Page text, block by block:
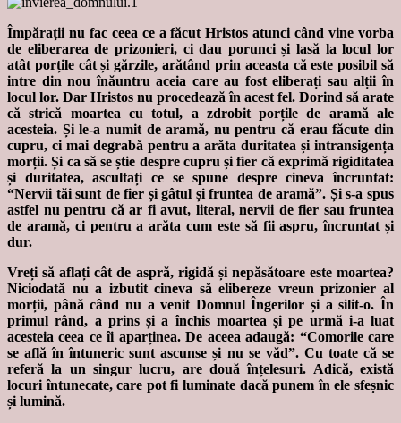
Împărații nu fac ceea ce a făcut Hristos atunci când vine vorba
de eliberarea de prizonieri, ci dau porunci și lasă la locul lor
atât porțile cât și gărzile, arătând prin aceasta că este posibil să
intre din nou înăuntru aceia care au fost eliberați sau alții în
locul lor. Dar Hristos nu procedează în acest fel. Dorind să arate
că strică moartea cu totul, a zdrobit porțile de aramă ale
acesteia. Și le-a numit de aramă, nu pentru că erau făcute din
cupru, ci mai degrabă pentru a arăta duritatea și intransigența
morții. Și ca să se știe despre cupru și fier că exprimă rigiditatea
și duritatea, ascultați ce se spune despre cineva încruntat:
“Nervii tăi sunt de fier și gâtul și fruntea de aramă”. Și s-a spus
astfel nu pentru că ar fi avut, literal, nervii de fier sau fruntea
de aramă, ci pentru a arăta cum este să fii aspru, încruntat și
dur.
Vreți să aflați cât de aspră, rigidă și nepăsătoare este moartea?
Niciodată nu a izbutit cineva să elibereze vreun prizonier al
morții, până când nu a venit Domnul Îngerilor și a silit-o. În
primul rând, a prins și a închis moartea și pe urmă i-a luat
acesteia ceea ce îi aparținea. De aceea adaugă: “Comorile care
se află în întuneric sunt ascunse și nu se văd”. Cu toate că se
referă la un singur lucru, are două înțelesuri. Adică, există
locuri întunecate, care pot fi luminate dacă punem în ele sfeșnic
și lumină.